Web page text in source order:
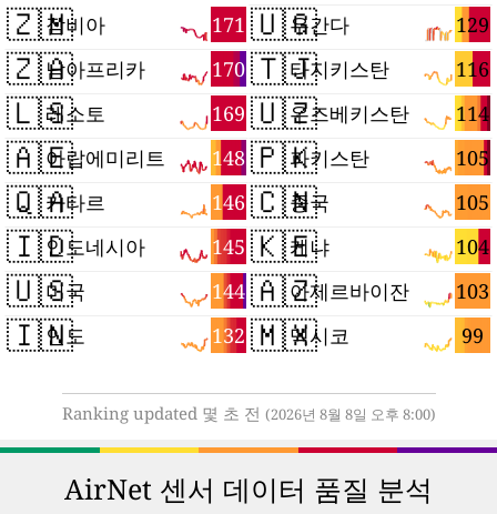
🇿🇲 171
잠비아
🇿🇦 170
남아프리카
🇱🇸 169
레소토
🇦🇪 148
아랍에미리트
🇶🇦 146
카타르
🇮🇩 145
인도네시아
🇺🇸 144
미국
🇮🇳 132
인도
🇺🇬 129
우간다
🇹🇯 116
타지키스탄
🇺🇿 114
우즈베키스탄
🇵🇰 105
파키스탄
🇨🇳 105
중국
🇰🇪 104
케냐
🇦🇿 103
아제르바이잔
🇲🇽 99
멕시코
Ranking updated 몇 초 전 (2026년 8월 8일 오후 8:00)
AirNet 센서 데이터 품질 분석